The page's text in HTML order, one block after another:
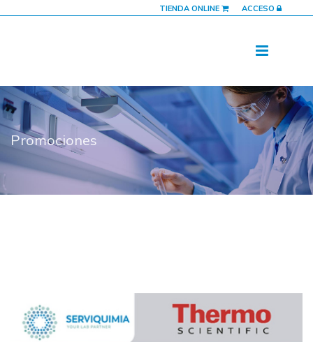
TIENDA ONLINE ACCESO
Promociones